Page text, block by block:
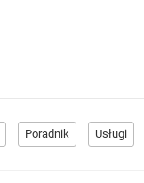
Poradnik Usługi